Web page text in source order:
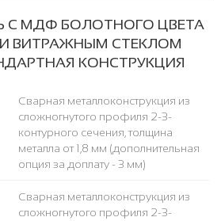
С МДФ БОЛОТНОГО ЦВЕТА
ВИТРАЖНЫМ СТЕКЛОМ
КОНСТРУКЦИЯ
Сварная металлоконструкция из
сложногнутого профиля 2-3-
контурного сечения, толщина
металла от 1,8 мм (дополнительная
опция за доплату - 3 мм)
Сварная металлоконструкция из
сложногнутого профиля 2-3-